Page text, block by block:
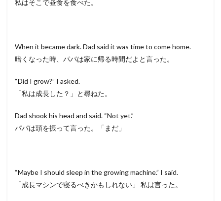
私はそこで昼食を食べた。
When it became dark. Dad said it was time to come home.
暗くなった時、パパは家に帰る時間だよと言った。
“Did I grow?” I asked.
「私は成長した？」と尋ねた。
Dad shook his head and said. “Not yet.”
パパは頭を振って言った。「まだ」
“Maybe I should sleep in the growing machine.” I said.
「成長マシンで寝るべきかもしれない」 私は言った。